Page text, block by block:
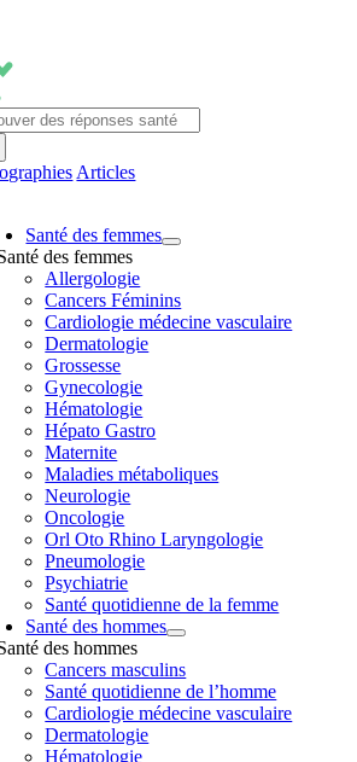
contenu
Articles
Santé des femmes
des femmes
Allergologie
Cancers Féminins
Cardiologie médecine vasculaire
Dermatologie
Grossesse
Gynecologie
Hématologie
Hépato Gastro
Maternite
Maladies métaboliques
Neurologie
Oncologie
Orl Oto Rhino Laryngologie
Pneumologie
Psychiatrie
Santé quotidienne de la femme
Santé des hommes
des hommes
Cancers masculins
Santé quotidienne de l’homme
Cardiologie médecine vasculaire
Dermatologie
Hématologie